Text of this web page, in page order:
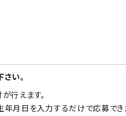
い。
行えます。
月日を入力するだけで応募でき